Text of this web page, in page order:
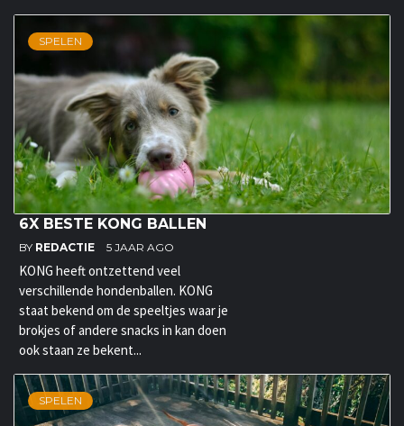
SPELEN
6X BESTE KONG BALLEN
BY REDACTIE 5 JAAR AGO
KONG heeft ontzettend veel
verschillende hondenballen. KONG
staat bekend om de speeltjes waar je
brokjes of andere snacks in kan doen
ook staan ze bekent...
SPELEN